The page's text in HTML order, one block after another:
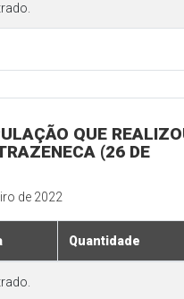
QUE
(26 DE
de 2022
Quantidade